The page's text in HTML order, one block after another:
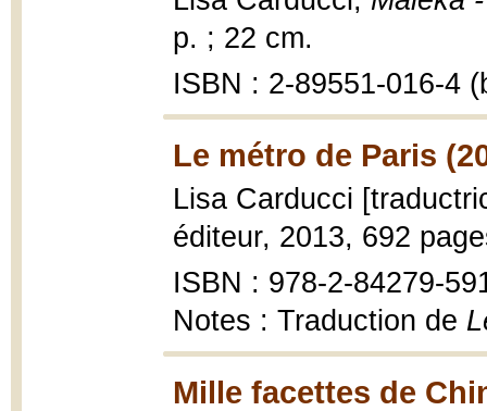
p. ; 22 cm.
ISBN : 2-89551-016-4
Le métro de Paris
Lisa Carducci
éditeur, 2013, 692
ISBN : 978-2-84279-
Notes : Traduction de
Mille facettes de